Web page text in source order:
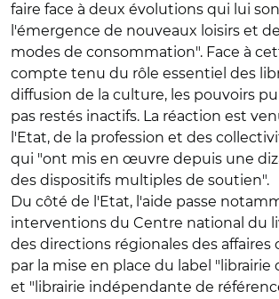
faire face à deux évolutions qui lui
l'émergence de nouveaux loisirs et
modes de consommation". Face à
compte tenu du rôle essentiel des
diffusion de la culture, les pouvoirs
pas restés inactifs. La réaction est
l'Etat, de la profession et des
qui "ont mis en œuvre depuis une
des dispositifs multiples de soutien".
Du côté de l'Etat, l'aide passe
interventions du Centre national du
des directions régionales des affaires
par la mise en place du label "librairie
et "librairie indépendante de